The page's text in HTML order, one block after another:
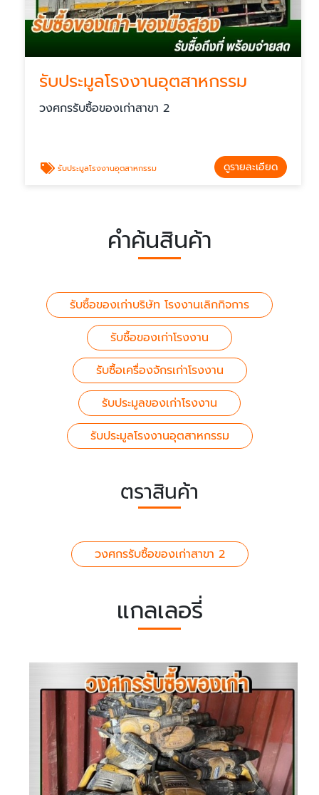
รับประมูลโรงงานอุตสาหกรรม
วงศกรรับซื้อของเก่าสาขา 2
รับประมูลโรงงานอุตสาหกรรม ดูรายละเอียด
คำค้นสินค้า
รับซื้อของเก่าบริษัท โรงงานเลิกกิจการ
รับซื้อของเก่าโรงงาน
รับซื้อเครื่องจักรเก่าโรงงาน
รับประมูลของเก่าโรงงาน
รับประมูลโรงงานอุตสาหกรรม
ตราสินค้า
วงศกรรับซื้อของเก่าสาขา 2
แกลเลอรี่